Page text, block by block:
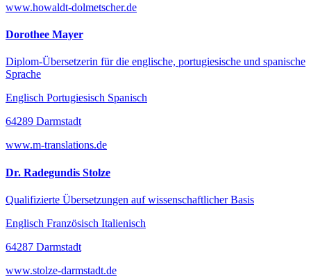
www.howaldt-dolmetscher.de
Dorothee Mayer
Diplom-Übersetzerin für die englische, portugiesische und spanische
Sprache
Englisch Portugiesisch Spanisch
64289 Darmstadt
www.m-translations.de
Dr. Radegundis Stolze
Qualifizierte Übersetzungen auf wissenschaftlicher Basis
Englisch Französisch Italienisch
64287 Darmstadt
www.stolze-darmstadt.de